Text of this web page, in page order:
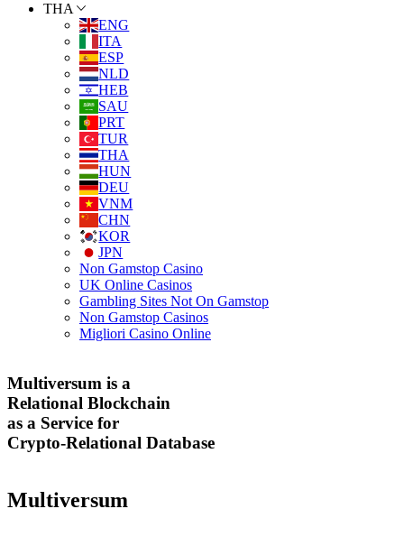
THA
ENG
ITA
ESP
NLD
HEB
SAU
PRT
TUR
THA
HUN
DEU
VNM
CHN
KOR
JPN
Non Gamstop Casino
UK Online Casinos
Gambling Sites Not On Gamstop
Non Gamstop Casinos
Migliori Casino Online
Multiversum is a
Relational Blockchain
as a Service for
Crypto-Relational Database
Multiversum